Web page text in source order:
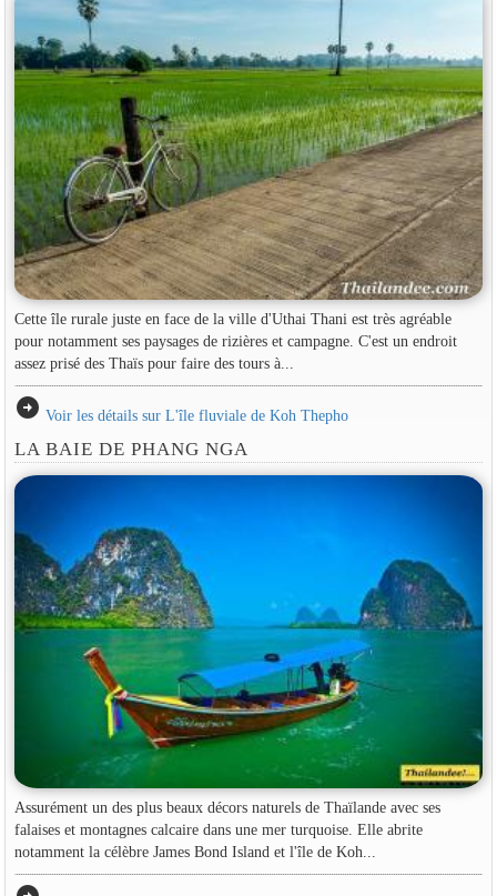
Cette île rurale juste en face de la ville d'Uthai Thani est très agréable
pour notamment ses paysages de rizières et campagne. C'est un endroit
assez prisé des Thaïs pour faire des tours à...
arrow_circle_right Voir les détails sur L'île fluviale de Koh Thepho
LA BAIE DE PHANG NGA
Assurément un des plus beaux décors naturels de Thaïlande avec ses
falaises et montagnes calcaire dans une mer turquoise. Elle abrite
notamment la célèbre James Bond Island et l'île de Koh...